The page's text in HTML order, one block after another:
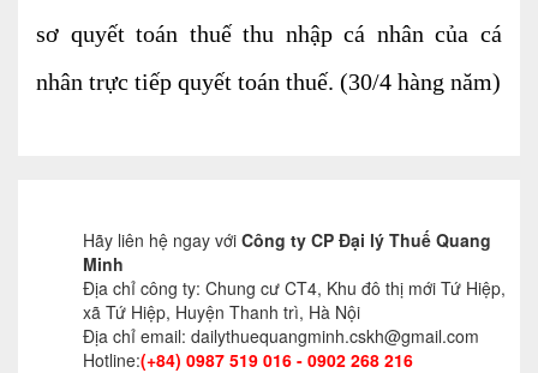
sơ quyết toán thuế thu nhập cá nhân của cá
nhân trực tiếp quyết toán thuế. (30/4 hàng năm)
Hãy liên hệ ngay với Công ty CP Đại lý Thuế Quang
Minh
Địa chỉ công ty: Chung cư CT4, Khu đô thị mới Tứ Hiệp,
xã Tứ Hiệp, Huyện Thanh trì, Hà Nội
Địa chỉ email: dailythuequangminh.cskh@gmail.com
Hotline:(+84) 0987 519 016 - 0902 268 216